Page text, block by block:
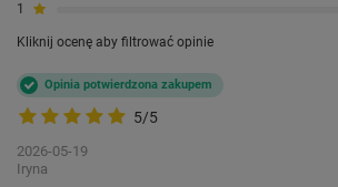
1
Kliknij ocenę aby filtrować opinie
5/5
Opinia potwierdzona zakupem
2026-05-19
Iryna